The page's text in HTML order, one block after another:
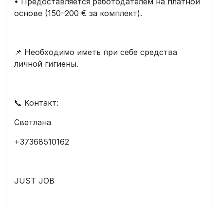
основе (150–200 € за комплект).
📌 Необходимо иметь при себе средства
личной гигиены.
📞 Контакт:
Светлана
+37368510162
JUST JOB